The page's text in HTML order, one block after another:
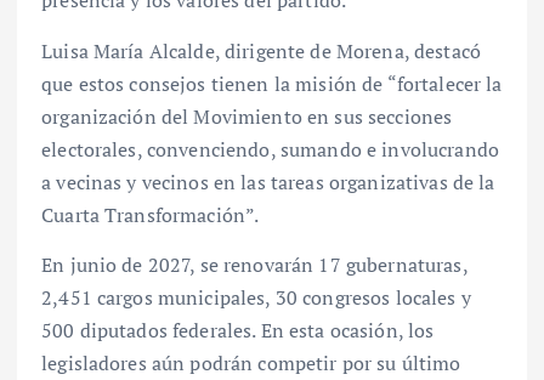
Luisa María Alcalde, dirigente de Morena, destacó
que estos consejos tienen la misión de “fortalecer la
organización del Movimiento en sus secciones
electorales, convenciendo, sumando e involucrando
a vecinas y vecinos en las tareas organizativas de la
Cuarta Transformación”.
En junio de 2027, se renovarán 17 gubernaturas,
2,451 cargos municipales, 30 congresos locales y
500 diputados federales. En esta ocasión, los
legisladores aún podrán competir por su último